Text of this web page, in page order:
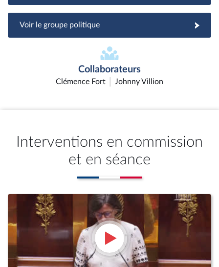
Voir le groupe politique
Collaborateurs
Clémence Fort Johnny Villion
Interventions en commission
et en séance